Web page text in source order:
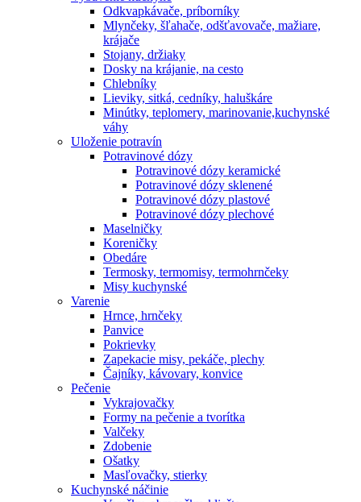
Odkvapkávače, príborníky
Mlynčeky, šľahače, odšťavovače, mažiare,
krájače
Stojany, držiaky
Dosky na krájanie, na cesto
Chlebníky
Lieviky, sitká, cedníky, haluškáre
Minútky, teplomery, marinovanie,kuchynské
váhy
Uloženie potravín
Potravinové dózy
Potravinové dózy keramické
Potravinové dózy sklenené
Potravinové dózy plastové
Potravinové dózy plechové
Maselničky
Koreničky
Obedáre
Termosky, termomisy, termohrnčeky
Misy kuchynské
Varenie
Hrnce, hrnčeky
Panvice
Pokrievky
Zapekacie misy, pekáče, plechy
Čajníky, kávovary, konvice
Pečenie
Vykrajovačky
Formy na pečenie a tvorítka
Valčeky
Zdobenie
Ošatky
Masľovačky, stierky
Kuchynské náčinie